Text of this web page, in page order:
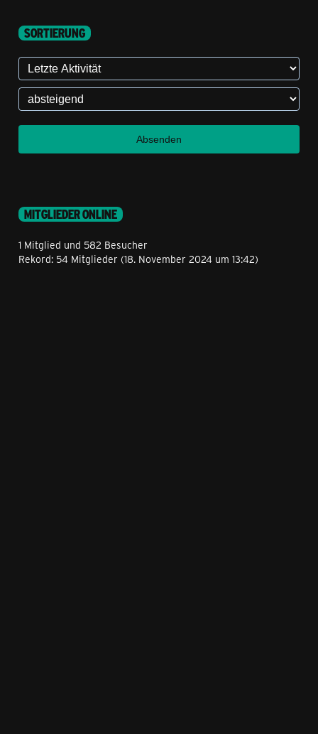
SORTIERUNG
MITGLIEDER ONLINE
1 Mitglied und 582 Besucher
Rekord: 54 Mitglieder (18. November 2024 um 13:42)